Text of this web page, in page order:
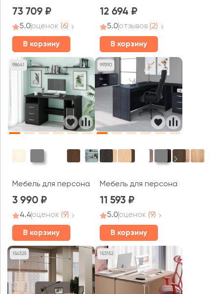
73 709
5.0оценок (6)
В корзину
12 694
5.0отзывов (2)
В корзину
98641
Мебель для персонала Кофе / Coffee
3 990
4.4оценок (9)
В корзину
99390
Мебель для персонала Симпл /
11 593
5.0оценок (9)
В корзину
156325 153152